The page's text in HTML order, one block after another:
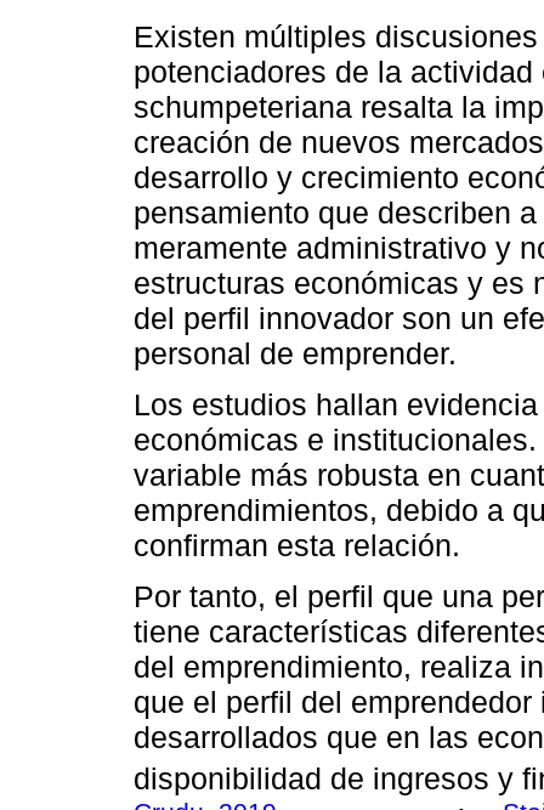
Existen múltiples
potenciadores de la
schumpeteriana resalta la
creación de nuevos
desarrollo y crecimiento
pensamiento que describen
meramente administrativo y
estructuras económicas y es
del perfil innovador son un
personal de emprender.
Los estudios hallan
económicas e
variable más robusta en
emprendimientos, debido a
confirman esta relación.
Por tanto, el perfil que una
tiene características
del emprendimiento, realiza
que el perfil del
desarrollados que en las
disponibilidad de ingresos y